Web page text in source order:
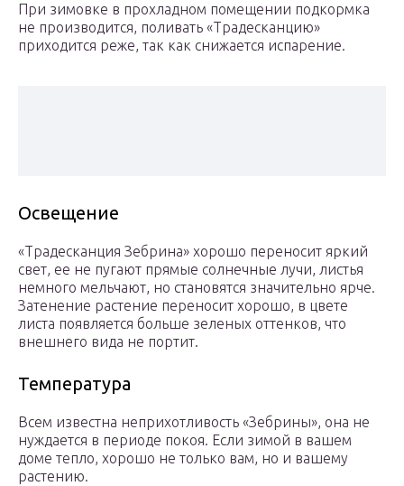
При зимовке в прохладном помещении подкормка
не производится, поливать «Традесканцию»
приходится реже, так как снижается испарение.
Освещение
«Традесканция Зебрина» хорошо переносит яркий
свет, ее не пугают прямые солнечные лучи, листья
немного мельчают, но становятся значительно ярче.
Затенение растение переносит хорошо, в цвете
листа появляется больше зеленых оттенков, что
внешнего вида не портит.
Температура
Всем известна неприхотливость «Зебрины», она не
нуждается в периоде покоя. Если зимой в вашем
доме тепло, хорошо не только вам, но и вашему
растению.